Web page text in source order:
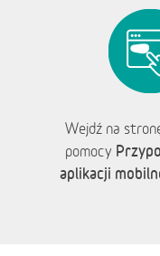
Wejdź na
pomocy
aplikacji